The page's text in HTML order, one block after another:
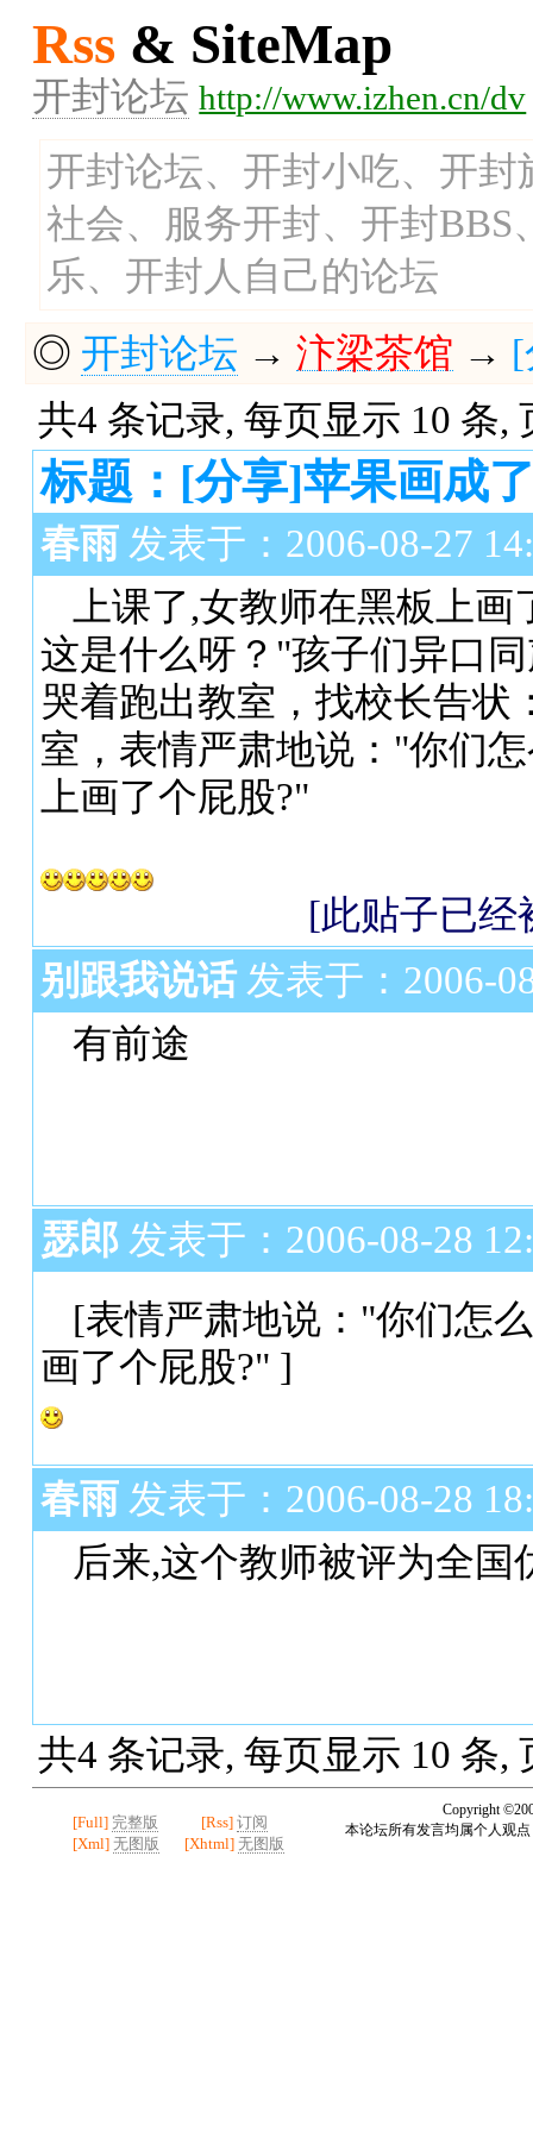
Rss & SiteMap
开封论坛 http://www.izhen.cn/dv
开封论坛、开封小吃、开
社会、服务开封、开封
乐、开封人自己的论坛
◎ 开封论坛 →汴梁茶馆 → [
共4 条记录, 每页显示 10 条,
标题：[分享]苹果画成
春雨 发表于：2006-08-27
上课了,女教师在黑板上
这是什么呀？"孩子们异口
哭着跑出教室，找校长告
室，表情严肃地说："你们
上画了个屁股?"
[此贴子已经
别跟我说话发表于：2006-
有前途
瑟郎 发表于：2006-08-28
[表情严肃地说："你们怎
画了个屁股?" ]
春雨 发表于：2006-08-28
后来,这个教师被评为全
共4 条记录, 每页显示 10 条,
Copyright
本论坛所有发言均属个人观
[Full] 完整版 [Rss] 订阅
[Xml] 无图版 [Xhtml] 无图版